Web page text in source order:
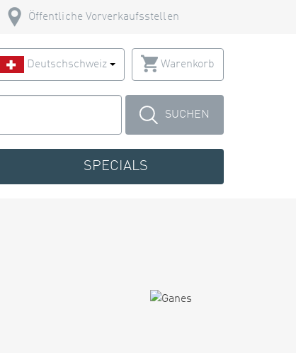
Öffentliche Vorverkaufsstellen
Deutschschweiz Warenkorb
SUCHEN
SPECIALS